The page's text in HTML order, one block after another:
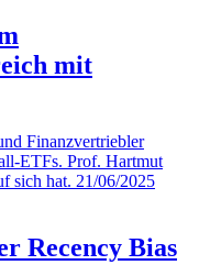
mit
Finanzvertriebler
ETFs. Prof. Hartmut
sich hat. 21/06/2025
Recency Bias